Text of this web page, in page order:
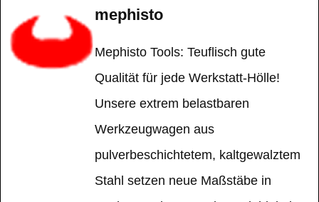
mephisto
Mephisto Tools: Teuflisch gute
Qualität für jede Werkstatt-Hölle!
Unsere extrem belastbaren
Werkzeugwagen aus
pulverbeschichtetem, kaltgewalztem
Stahl setzen neue Maßstäbe in